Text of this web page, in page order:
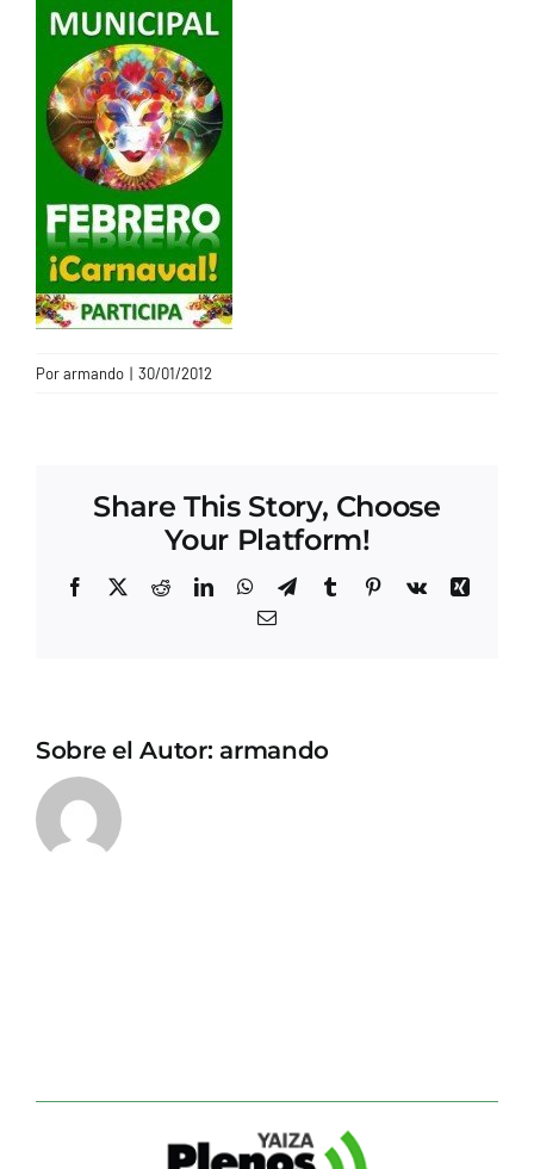
CONTACTO
Porarmando | 30/01/2012
Share This Story, Choose
Your Platform!
Facebook
X RedditLinkedInWhatsApp
TelegramTumblrPinterest
Vk
Xing
Correo
Sobre el Autor: armando